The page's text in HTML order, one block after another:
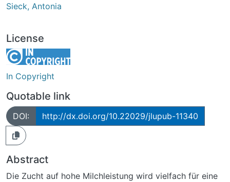
Sieck, Antonia
License
In Copyright
Quotable link
DOI: http://dx.doi.org/10.22029/jlupub-11340
Abstract
Die Zucht auf hohe Milchleistung wird vielfach für eine